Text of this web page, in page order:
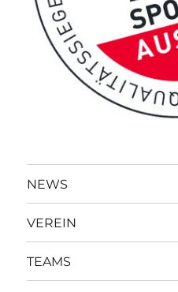
NEWS
VEREIN
TEAMS